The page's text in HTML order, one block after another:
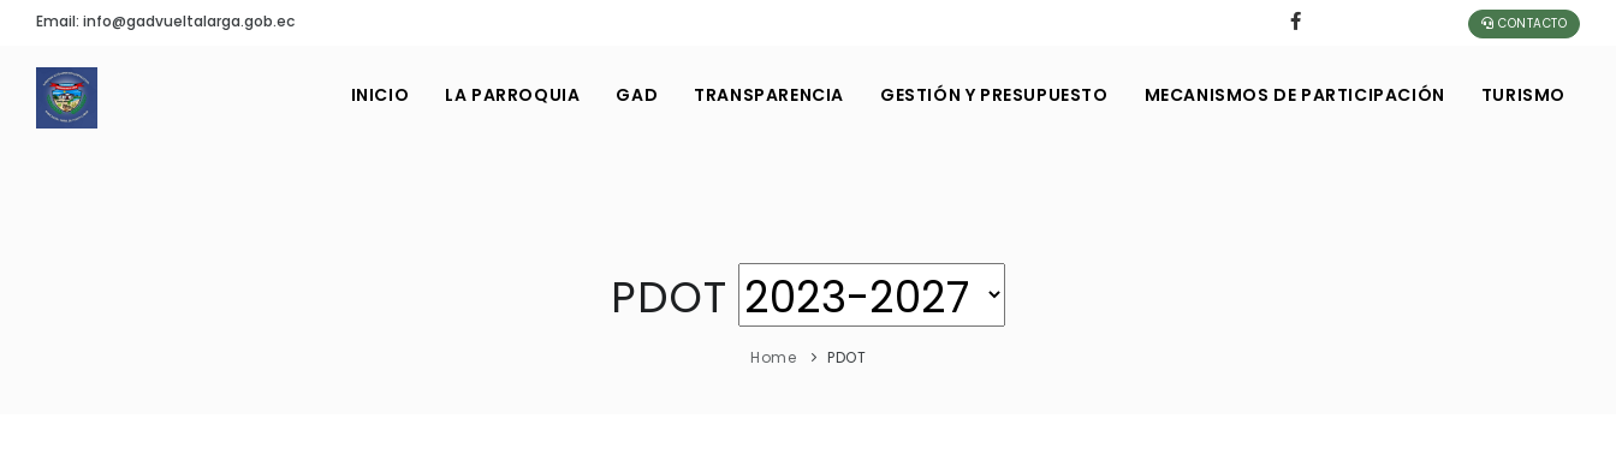
Email: info@gadvueltalarga.gob.ec CONTACTO
INICIO LA PARROQUIA GAD TRANSPARENCIA GESTIÓN Y PRESUPUESTO MECANISMOS DE PARTICIPACIÓN TURISMO
PDOT
Home PDOT